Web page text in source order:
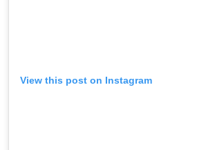
View this post on Instagram